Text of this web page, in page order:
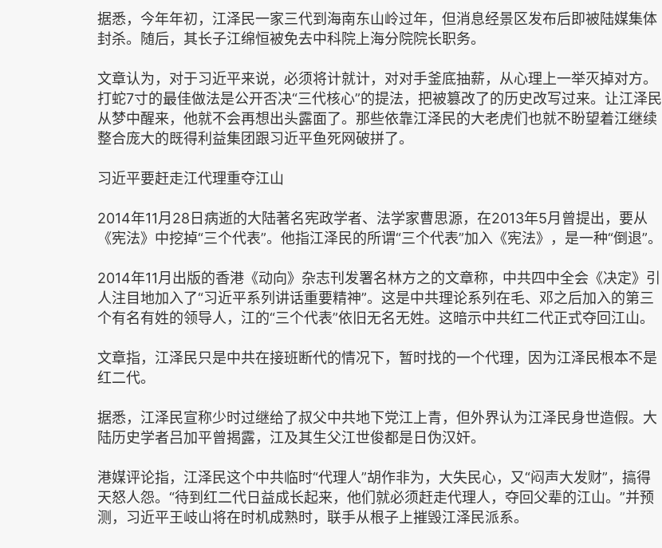
据悉，今年年初，江泽民一家三代到海南东山岭过年，但消息经景区发布后即被陆媒集体
封杀。随后，其长子江绵恒被免去中科院上海分院院长职务。
文章认为，对于习近平来说，必须将计就计，对对手釜底抽薪，从心理上一举灭掉对方。
打蛇7寸的最佳做法是公开否决“三代核心”的提法，把被篡改了的历史改写过来。让江泽民
从梦中醒来，他就不会再想出头露面了。那些依靠江泽民的大老虎们也就不盼望着江继续
整合庞大的既得利益集团跟习近平鱼死网破拼了。
习近平要赶走江代理重夺江山
2014年11月28日病逝的大陆著名宪政学者、法学家曹思源，在2013年5月曾提出，要从
《宪法》中挖掉“三个代表”。他指江泽民的所谓“三个代表”加入《宪法》，是一种“倒退”。
2014年11月出版的香港《动向》杂志刊发署名林方之的文章称，中共四中全会《决定》引
人注目地加入了“习近平系列讲话重要精神”。这是中共理论系列在毛、邓之后加入的第三
个有名有姓的领导人，江的“三个代表”依旧无名无姓。这暗示中共红二代正式夺回江山。
文章指，江泽民只是中共在接班断代的情况下，暂时找的一个代理，因为江泽民根本不是
红二代。
据悉，江泽民宣称少时过继给了叔父中共地下党江上青，但外界认为江泽民身世造假。大
陆历史学者吕加平曾揭露，江及其生父江世俊都是日伪汉奸。
港媒评论指，江泽民这个中共临时“代理人”胡作非为，大失民心，又“闷声大发财”，搞得
天怒人怨。“待到红二代日益成长起来，他们就必须赶走代理人，夺回父辈的江山。”并预
测，习近平王岐山将在时机成熟时，联手从根子上摧毁江泽民派系。